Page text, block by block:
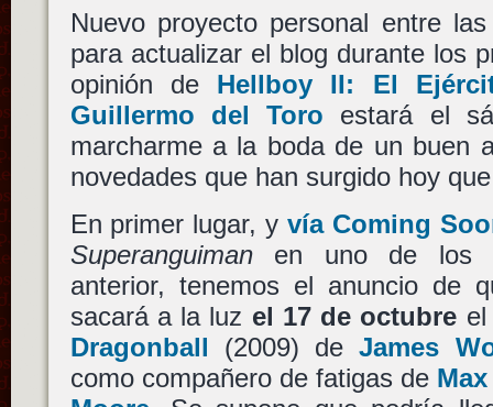
Nuevo proyecto personal entre
para actualizar el blog durante los
opinión de Hellboy II: El
Guillermo del Toro estará el
marcharme a la boda de un buen
novedades que han surgido hoy
En primer lugar, yvía Coming
Superanguimanen uno de los
anterior, tenemos el anuncio de
sacará a la luz el 17 de octubre
Dragonball (2009) deJames
como compañero de fatigas de